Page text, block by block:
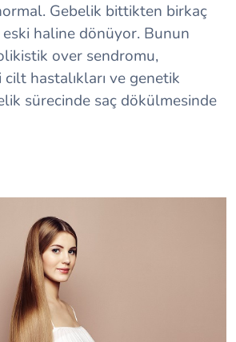
Gebelik bittikten birkaç
haline dönüyor. Bunun
over sendromu,
hastalıkları ve genetik
sürecinde saç dökülmesinde